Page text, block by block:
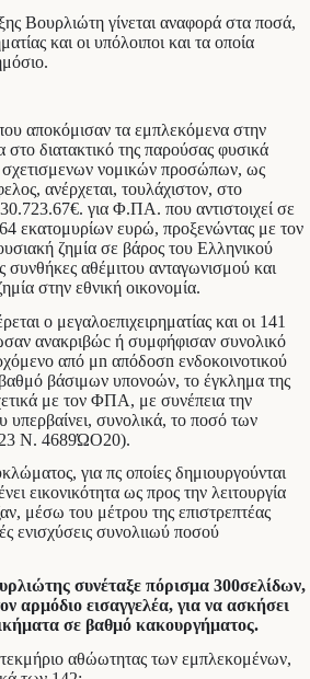
Βουρλιώτη γίνεται αναφορά στα ποσά,
και οι υπόλοιποι και τα οποία
αποκόμισαν τα εμπλεκόμενα στην
διατακτικό της παρούσας φυσικά
νομικών προσώπων, ως
ανέρχεται, τουλάχιστον, στο
για Φ.ΠΑ. που αντιστοιχεί σε
εκατομυρίων ευρώ, προξενώντας με τον
ζημία σε βάρος του Ελληνικού
αθέμιτου ανταγωνισμού και
στην εθνική οικονομία.
ο μεγαλοεπιχειρηματίας και οι 141
ανακριβώc ή συμφήφισαν συνολικό
από μn απόδοσn ενδοκοινοτικού
βάσιμων υπονοών, το έγκλημα της
με τον ΦΠΑ, με συνέπεια την
συνολικά, το ποσό των
Ν. 4689ΏΟ20).
για πς οποίες δημιουργούνται
εικονικότητα ως προς την λειτουργία
μέσω του μέτρου της επιστρεπτέας
ενισχύσεις συνολιιωύ ποσού
συνέταξε πόρισμα 300σελίδων,
αρμόδιο εισαγγελέα, για να ασκήσει
σε βαθμό κακουργήματος.
αθώωτητας των εμπλεκομένων,